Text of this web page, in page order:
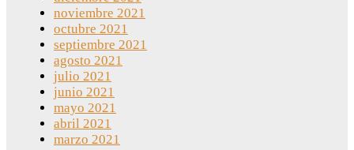
noviembre 2021
octubre 2021
septiembre 2021
agosto 2021
julio 2021
junio 2021
mayo 2021
abril 2021
marzo 2021